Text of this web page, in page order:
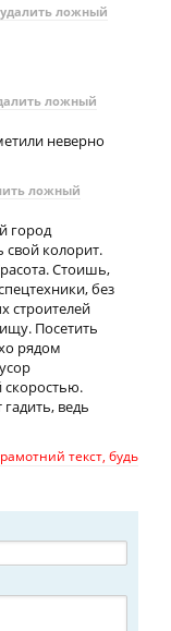
удалить ложный
ложный
неверно
ложный
город
свой колорит.
Стоишь,
без
строителей
Посетить
рядом
скоростью.
ведь
текст, будь